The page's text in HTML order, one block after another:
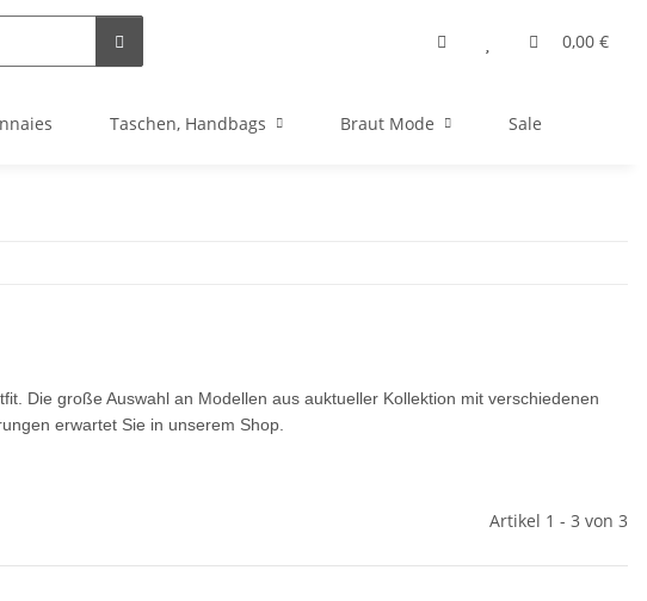
0,00 €
Taschen, Handbags Braut Mode Sale
Die große Auswahl an Modellen aus auktueller Kollektion mit verschiedenen
erwartet Sie in unserem Shop.
Artikel 1 - 3 von 3